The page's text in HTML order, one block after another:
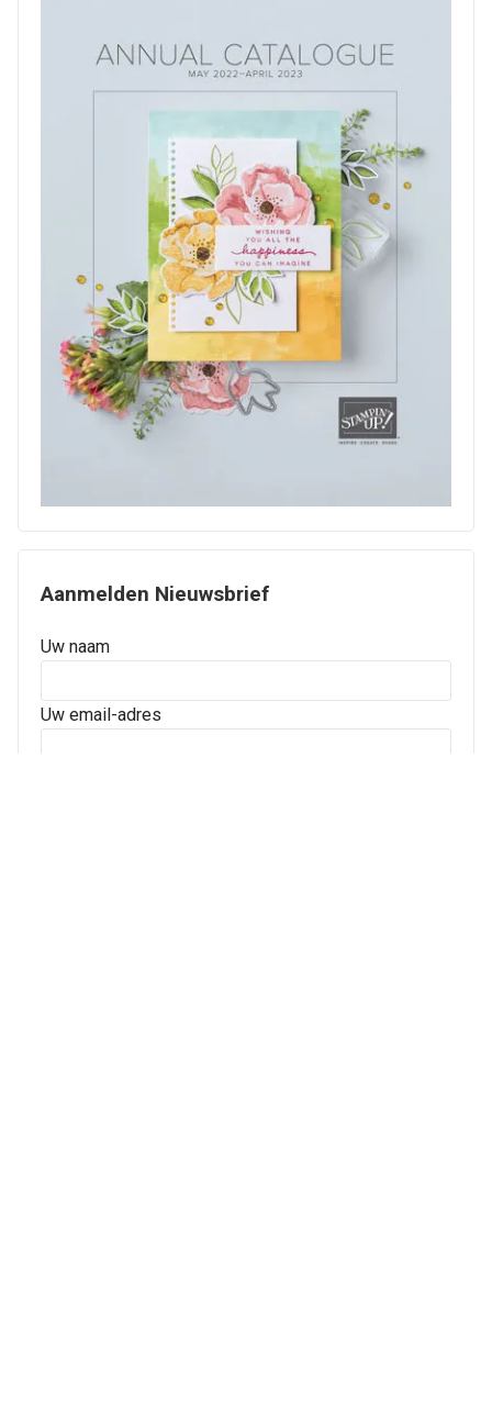
Aanmelden Nieuwsbrief
Uw naam
Uw email-adres